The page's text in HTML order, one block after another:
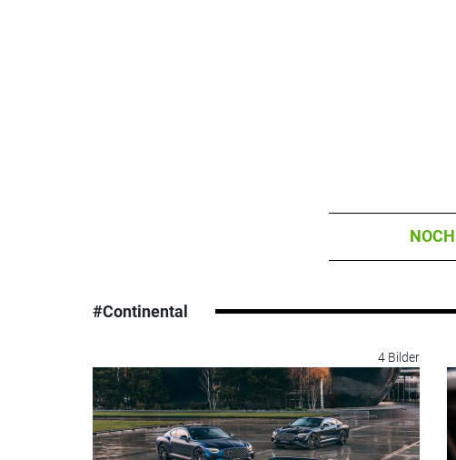
#Continental
4 Bilder